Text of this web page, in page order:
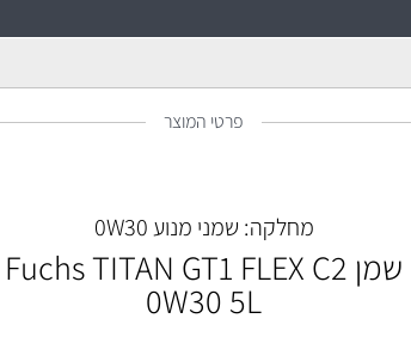
פרטי המוצר
מחלקה: שמני מנוע 0W30
שמן Fuchs TITAN GT1 FLEX C2
0W30 5L